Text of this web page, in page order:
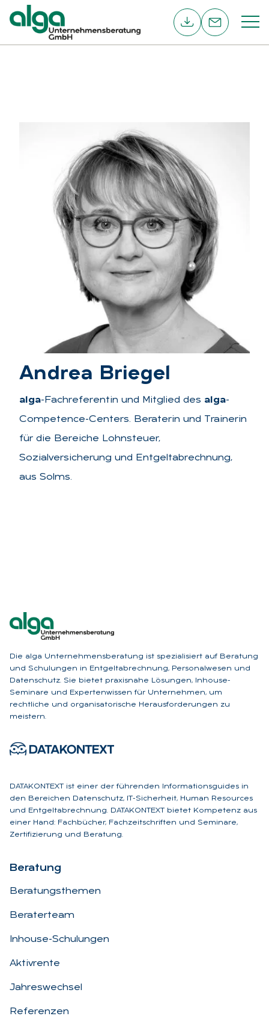
An­drea Brie­gel
alga-Fachreferentin und Mitglied des alga-
Competence-Centers. Beraterin und Trainerin
für die Bereiche Lohnsteuer,
Sozialversicherung und Entgeltabrechnung,
aus Solms.
Die alga Unternehmensberatung ist spezialisiert auf Beratung
und Schulungen in Entgeltabrechnung, Personalwesen und
Datenschutz. Sie bietet praxisnahe Lösungen, Inhouse-
Seminare und Expertenwissen für Unternehmen, um
rechtliche und organisatorische Herausforderungen zu
meistern.
DATAKONTEXT ist einer der führenden Informationsguides in
den Bereichen Datenschutz, IT-Sicherheit, Human Resources
und Entgeltabrechnung. DATAKONTEXT bietet Kompetenz aus
einer Hand: Fachbücher, Fachzeitschriften und Seminare,
Zertifizierung und Beratung.
Be­ra­tung
Beratungsthemen
Beraterteam
Inhouse-Schulungen
Aktivrente
Jahreswechsel
Referenzen